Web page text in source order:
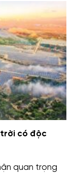
trời có độc
quan trọng